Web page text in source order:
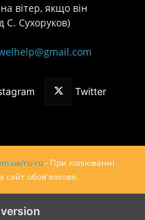
вітер, якщо він
С. Сухоруков)
Twitter
ru-ru- При копіюванні
сайт обов'язкове.